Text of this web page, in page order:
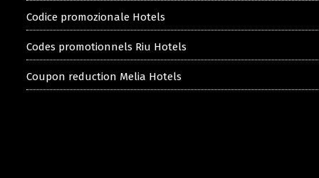
Codice promozionale Hotels
Codes promotionnels Riu Hotels
Coupon reduction Melia Hotels